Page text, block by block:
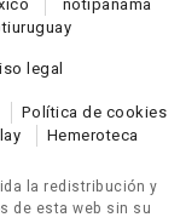
uruguay
legal
Política de cookies
Hemeroteca
la redistribución y
de esta web sin su